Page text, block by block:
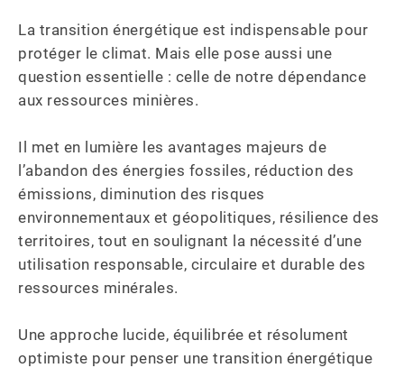
La transition énergétique est indispensable pour
protéger le climat. Mais elle pose aussi une
question essentielle : celle de notre dépendance
aux ressources minières.
Il met en lumière les avantages majeurs de
l’abandon des énergies fossiles, réduction des
émissions, diminution des risques
environnementaux et géopolitiques, résilience des
territoires, tout en soulignant la nécessité d’une
utilisation responsable, circulaire et durable des
ressources minérales.
Une approche lucide, équilibrée et résolument
optimiste pour penser une transition énergétique